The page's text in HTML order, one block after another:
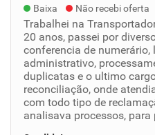
Baixa Não recebi oferta
Trabalhei na
20 anos, passei por
conferencia de
administrativo,
duplicatas e o ultimo
reconciliação, onde
com todo tipo de
analisava processos, para